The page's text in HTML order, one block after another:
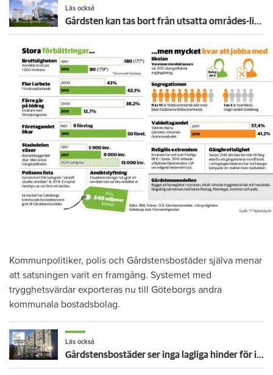
Läs också
Gårdsten kan tas bort från utsatta områdes-listan
Kommunpolitiker, polis och Gårdstensbostäder själva menar
att satsningen varit en framgång. Systemet med
trygghetsvärdar exporteras nu till Göteborgs andra
kommunala bostadsbolag.
Läs också
Gårdstensbostäder ser inga lagliga hinder för id-kontroll